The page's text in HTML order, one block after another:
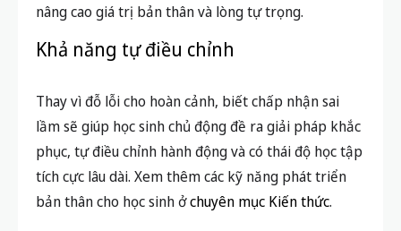
nâng cao giá trị bản thân và lòng tự trọng.
Khả năng tự điều chỉnh
Thay vì đỗ lỗi cho hoàn cảnh, biết chấp nhận sai
lầm sẽ giúp học sinh chủ động đề ra giải pháp khắc
phục, tự điều chỉnh hành động và có thái độ học tập
tích cực lâu dài. Xem thêm các kỹ năng phát triển
bản thân cho học sinh ởchuyên mục Kiến thức.